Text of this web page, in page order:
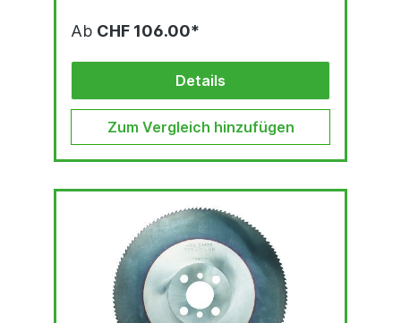
Ab CHF 106.00*
Details
Zum Vergleich hinzufügen